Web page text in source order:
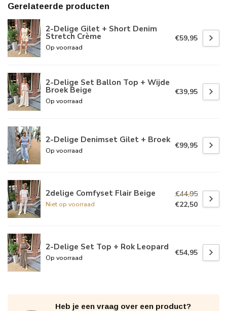
Gerelateerde producten
2-Delige Gilet + Short Denim
Stretch Crème
Op voorraad
€59,95
2-Delige Set Ballon Top + Wijde
Broek Beige
Op voorraad
€39,95
2-Delige Denimset Gilet + Broek
Op voorraad
€99,95
2delige Comfyset Flair Beige
Niet op voorraad
€44,95
€22,50
2-Delige Set Top + Rok Leopard
Op voorraad
€54,95
Heb je een vraag over een product?